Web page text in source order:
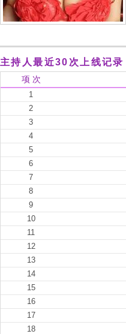
主持人最近30次上线记录
项 次
1
2
3
4
5
6
7
8
9
10
11
12
13
14
15
16
17
18